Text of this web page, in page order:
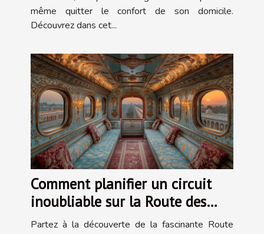
même quitter le confort de son domicile.
Découvrez dans cet...
Comment planifier un circuit
inoubliable sur la Route des
Maharadjas ?
Partez à la découverte de la fascinante Route